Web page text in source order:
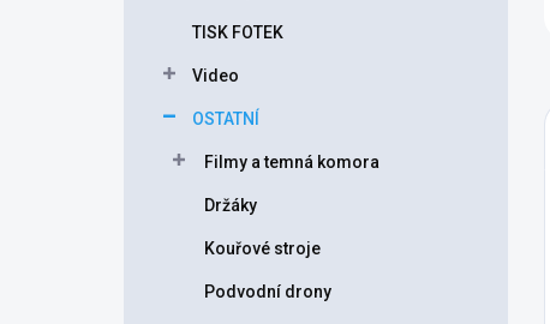
TISK FOTEK
Video
OSTATNÍ
Filmy a temná komora
Držáky
Kouřové stroje
Podvodní drony